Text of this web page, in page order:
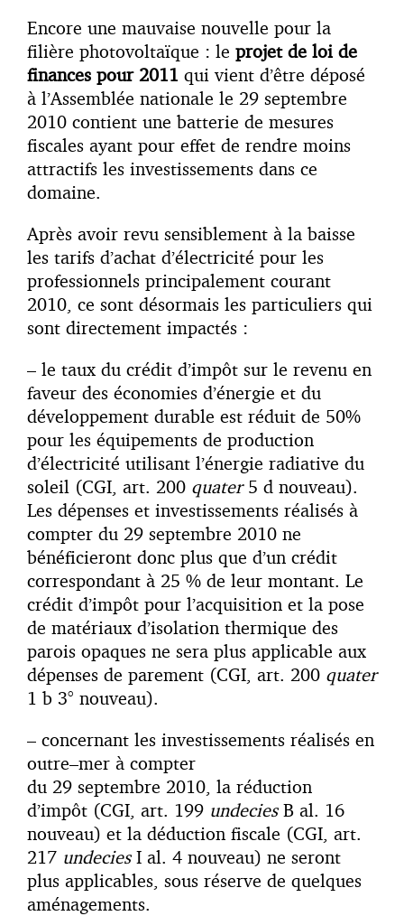
Encore une mauvaise nouvelle pour la
filière photovoltaïque : le projet de loi de
finances pour 2011 qui vient d’être déposé
à l’Assemblée nationale le 29 septembre
2010 contient une batterie de mesures
fiscales ayant pour effet de rendre moins
attractifs les investissements dans ce
domaine.
Après avoir revu sensiblement à la baisse
les tarifs d’achat d’électricité pour les
professionnels principalement courant
2010, ce sont désormais les particuliers qui
sont directement impactés :
– le taux du crédit d’impôt sur le revenu en
faveur des économies d’énergie et du
développement durable est réduit de 50%
pour les équipements de production
d’électricité utilisant l’énergie radiative du
soleil (CGI, art. 200 quater5 d nouveau).
Les dépenses et investissements réalisés à
compter du 29 septembre 2010 ne
bénéficieront donc plus que d’un crédit
correspondant à 25 % de leur montant. Le
crédit d’impôt pour l’acquisition et la pose
de matériaux d’isolation thermique des
parois opaques ne sera plus applicable aux
dépenses de parement (CGI, art. 200 quater
1 b 3° nouveau).
– concernant les investissements réalisés en
outre–mer à compter
du 29 septembre 2010, la réduction
d’impôt (CGI, art. 199 undeciesB al. 16
nouveau) et la déduction fiscale (CGI, art.
217 undeciesI al. 4 nouveau) ne seront
plus applicables, sous réserve de quelques
aménagements.